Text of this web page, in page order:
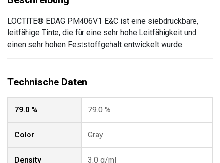
LOCTITE® EDAG PM406V1 E&C ist eine siebdruckbare,
leitfähige Tinte, die für eine sehr hohe Leitfähigkeit und
einen sehr hohen Feststoffgehalt entwickelt wurde.
79.0 % 79.0 %
Color Gray
Density 3.0 g/ml